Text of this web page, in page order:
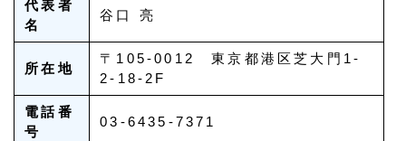
代表者
名
谷口 亮
所在地
〒105-0012 東京都港区芝大門1-
2-18-2F
電話番
号
03-6435-7371